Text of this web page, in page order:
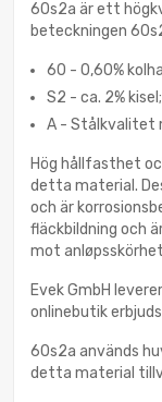
60s2a är ett
beteckningen
60 - 0,60%
S2 - ca. 2% kisel;
A - Stålkvalitet
Hög hållfasthet
detta material.
och är
fläckbildning och
mot
Evek GmbH
onlinebutik
60s2a används
detta material